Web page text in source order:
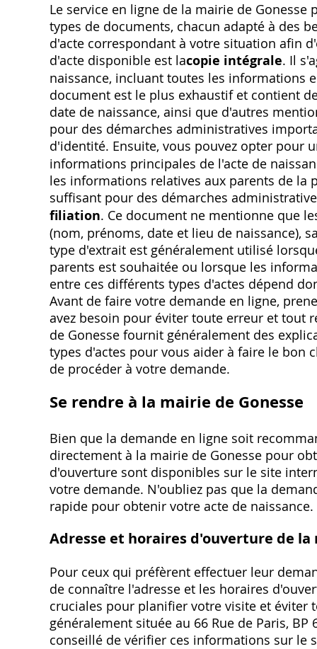
Le service en ligne de la mairie de
types de documents, chacun adapté à des
d'acte correspondant à votre situation afin
d'acte disponible est lacopie intégrale. Il
naissance, incluant toutes les informations
document est le plus exhaustif et contient
date de naissance, ainsi que d'autres
pour des démarches administratives
d'identité. Ensuite, vous pouvez opter pour
informations principales de l'acte de
les informations relatives aux parents de la
suffisant pour des démarches
filiation. Ce document ne mentionne que
(nom, prénoms, date et lieu de naissance),
type d'extrait est généralement utilisé
parents est souhaitée ou lorsque les
entre ces différents types d'actes dépend
Avant de faire votre demande en ligne,
avez besoin pour éviter toute erreur et tout
de Gonesse fournit généralement des
types d'actes pour vous aider à faire le bon
de procéder à votre demande.
Se rendre à la mairie de Gonesse
Bien que la demande en ligne soit
directement à la mairie de Gonesse pour
d'ouverture sont disponibles sur le site
votre demande. N'oubliez pas que la
rapide pour obtenir votre acte de naissance.
Adresse et horaires d'ouverture de la
Pour ceux qui préfèrent effectuer leur
de connaître l'adresse et les horaires
cruciales pour planifier votre visite et éviter
généralement située au 66 Rue de Paris,
conseillé de vérifier ces informations sur le